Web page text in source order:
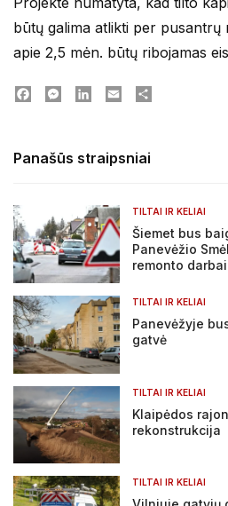
būtų galima atlikti per pusantrų
apie 2,5 mėn. būtų ribojamas
FacebookMessengerLinkedInEmail
Panašūs straipsniai
TILTAI IR KELIAI
Šiemet bus
Panevėžio
remonto darbai
TILTAI IR KELIAI
Panevėžyje
gatvė
TILTAI IR KELIAI
Klaipėdos
rekonstrukcija
TILTAI IR KELIAI